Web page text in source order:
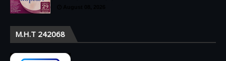
Μ.Η.Τ 242068